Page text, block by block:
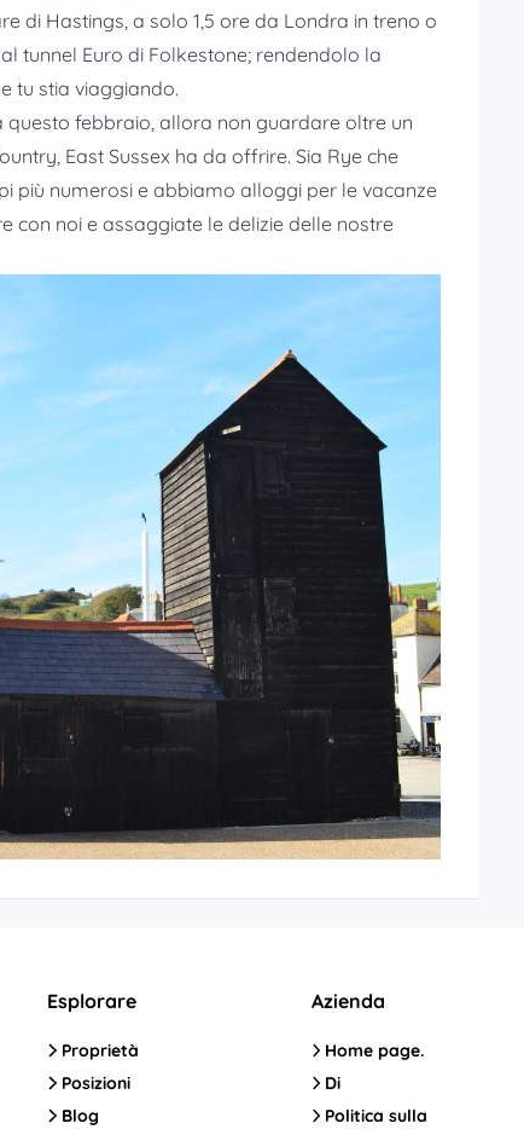
di Hastings, a solo 1,5 ore da Londra in treno o
tunnel Euro di Folkestone; rendendolo la
tu stia viaggiando.
questo febbraio, allora non guardare oltre un
East Sussex ha da offrire. Sia Rye che
più numerosi e abbiamo alloggi per le vacanze
con noi e assaggiate le delizie delle nostre
Esplorare
Proprietà
Posizioni
Blog
Azienda
Home page.
Di
Politica sulla